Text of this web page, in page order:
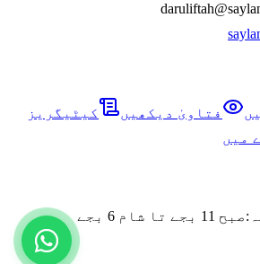
فتاویٰ دیکھیں
کیٹیگریز
میں
:صبح 11 بجے تا شام 6 بجے